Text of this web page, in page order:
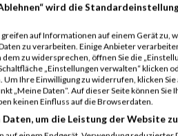
Urban
Welter
Krießbach
Weyer
Reinecke
Zuchel
wird die
auf Informationen auf einem Gerät zu,
zu verarbeiten. Einige Anbieter
zu widersprechen, öffnen Sie die
„Einstellungen verwalten“ klicken
Ihre Einwilligung zu widerrufen, klicken
„Meine Daten“. Auf dieser Seite können
keinen Einfluss auf die Browserdaten.
um die Leistung der Website